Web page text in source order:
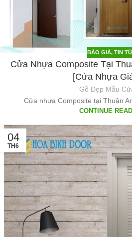
BÁO GIÁ, TIN
Cửa Nhựa Composite Tại
[Cửa Nhựa
Gỗ Đẹp Mẫu
Cửa nhựa Composite tại Thuận
CONTINUE
04
TH6